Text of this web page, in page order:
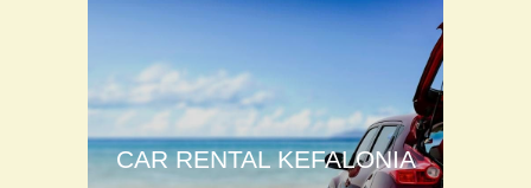
CAR RENTAL KEFALONIA